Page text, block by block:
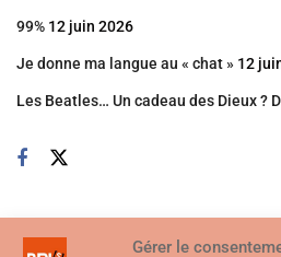
Gérer le
99% 12 juin 2026
Je donne ma langue au « chat » 12
Les Beatles… Un cadeau des Dieux ?